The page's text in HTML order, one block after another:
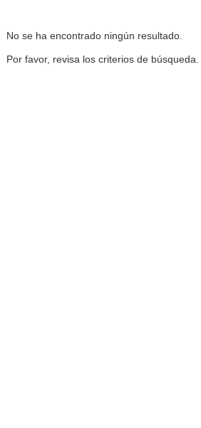
No se ha encontrado ningún resultado.
Por favor, revisa los criterios de búsqueda.